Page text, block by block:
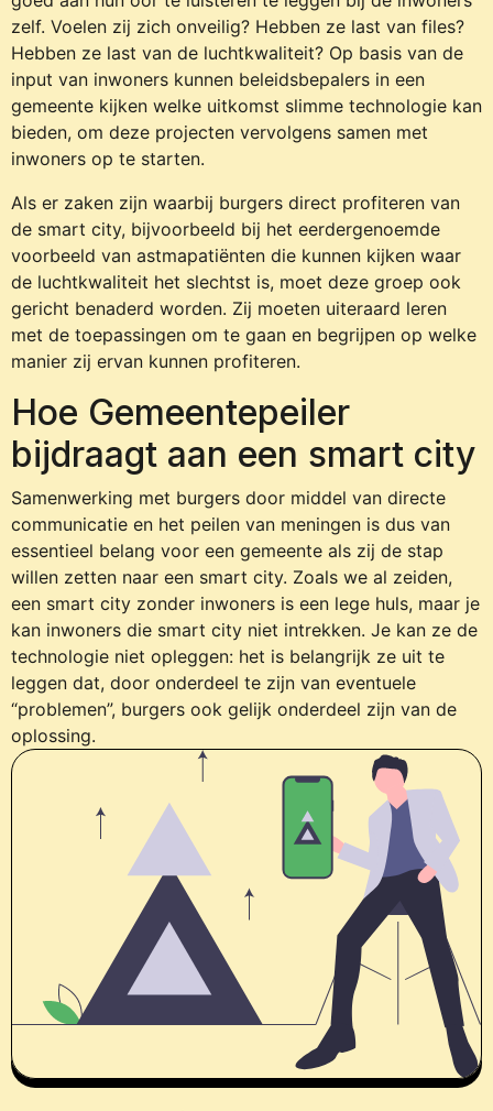
zelf. Voelen zij zich onveilig? Hebben ze last van files?
Hebben ze last van de luchtkwaliteit? Op basis van de
input van inwoners kunnen beleidsbepalers in een
gemeente kijken welke uitkomst slimme technologie kan
bieden, om deze projecten vervolgens samen met
inwoners op te starten.
Als er zaken zijn waarbij burgers direct profiteren van
de smart city, bijvoorbeeld bij het eerdergenoemde
voorbeeld van astmapatiënten die kunnen kijken waar
de luchtkwaliteit het slechtst is, moet deze groep ook
gericht benaderd worden. Zij moeten uiteraard leren
met de toepassingen om te gaan en begrijpen op welke
manier zij ervan kunnen profiteren.
Hoe Gemeentepeiler
bijdraagt aan een smart city
Samenwerking met burgers door middel van directe
communicatie en het peilen van meningen is dus van
essentieel belang voor een gemeente als zij de stap
willen zetten naar een smart city. Zoals we al zeiden,
een smart city zonder inwoners is een lege huls, maar je
kan inwoners die smart city niet intrekken. Je kan ze de
technologie niet opleggen: het is belangrijk ze uit te
leggen dat, door onderdeel te zijn van eventuele
“problemen”, burgers ook gelijk onderdeel zijn van de
oplossing.